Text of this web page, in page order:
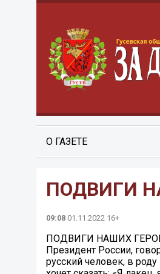
О ГАЗЕТЕ
ПОДВИГИ
09:08 01.11.2022 16+
ПОДВИГИ НАШИХ
Президент России,
русский человек, в